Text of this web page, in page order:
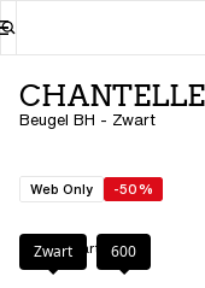
Beugel BH - Zwart
Web Only -50%
Kleur: Zwart
Zwart 600